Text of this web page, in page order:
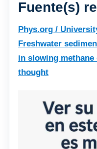
Fuente(s)
Phys.org /
Freshwater
in slowing
thought